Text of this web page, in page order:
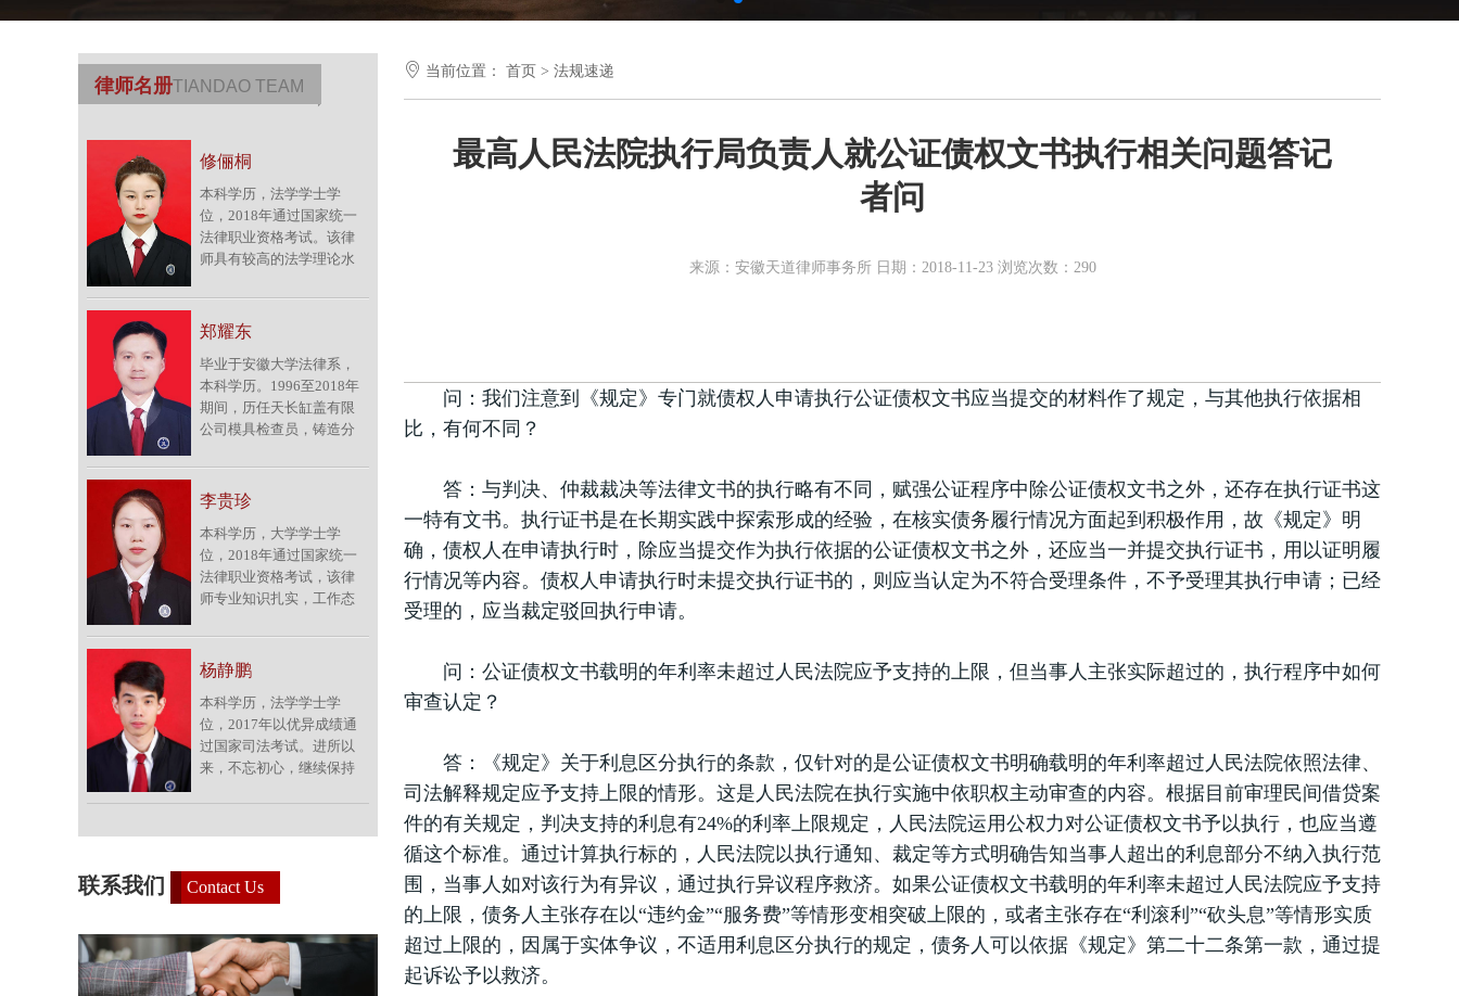
律师名册TIANDAO TEAM
修俪桐
本科学历，法学学士学
位，2018年通过国家统一
法律职业资格考试。该律
师具有较高的法学理论水
市知名企业从事多年的法
务工作，期间积累了较为
验。擅长办理买卖合同纠
纷、海事纠纷、劳动争议
仲裁及诉讼纠纷、婚姻家
庭及遗产继承纠纷等，该
电话：15705506007。<br
郑耀东
毕业于安徽大学法律系，
本科学历。1996至2018年
期间，历任天长缸盖有限
公司模具检查员，铸造分
备分厂厂长等职。2018年
以优异成绩通过了首届国
试。该律师勤奋好学，法
学理论功底深厚，工作认
真踏实，严谨细致，思维
缜密。加入天道律师团队
商事法律业务，协助指导
案件，尤其在各类合同、
交通事故、民间借贷、劳
动争议等案件中，积累了
较为丰富的实务经验和技
李贵珍
本科学历，大学学士学
位，2018年通过国家统一
法律职业资格考试，该律
师专业知识扎实，工作态
加入律师团队以来，除协
助指导老师办理了各类
研究民商事法律实务，尤
其在交通事故、婚姻家
庭、劳动人事等案件中积
累了一定的办案经验和技
电话：15705506652。<br
杨静鹏
本科学历，法学学士学
位，2017年以优异成绩通
过国家司法考试。进所以
来，不忘初心，继续保持
协助办理各类民商事案
件，在交通事故，合同纠
纷、物业管理、劳动人
事、不动产登记纠纷、不
正当竞争纠纷、保险纠
联系我们 Contact Us
 当前位置： 首页 > 法规速递
最高人民法院执行局负责人就公证债权文书执行相关问题答记
者问
来源：安徽天道律师事务所 日期：2018-11-23 浏览次数：290
问：我们注意到《规定》专门就债权人申请执行公证债权文书应当提交的材料作了规定，与其他执行依据相
比，有何不同？
答：与判决、仲裁裁决等法律文书的执行略有不同，赋强公证程序中除公证债权文书之外，还存在执行证书这
一特有文书。执行证书是在长期实践中探索形成的经验，在核实债务履行情况方面起到积极作用，故《规定》明
确，债权人在申请执行时，除应当提交作为执行依据的公证债权文书之外，还应当一并提交执行证书，用以证明履
行情况等内容。债权人申请执行时未提交执行证书的，则应当认定为不符合受理条件，不予受理其执行申请；已经
受理的，应当裁定驳回执行申请。
问：公证债权文书载明的年利率未超过人民法院应予支持的上限，但当事人主张实际超过的，执行程序中如何
审查认定？
答：《规定》关于利息区分执行的条款，仅针对的是公证债权文书明确载明的年利率超过人民法院依照法律、
司法解释规定应予支持上限的情形。这是人民法院在执行实施中依职权主动审查的内容。根据目前审理民间借贷案
件的有关规定，判决支持的利息有24%的利率上限规定，人民法院运用公权力对公证债权文书予以执行，也应当遵
循这个标准。通过计算执行标的，人民法院以执行通知、裁定等方式明确告知当事人超出的利息部分不纳入执行范
围，当事人如对该行为有异议，通过执行异议程序救济。如果公证债权文书载明的年利率未超过人民法院应予支持
的上限，债务人主张存在以“违约金”“服务费”等情形变相突破上限的，或者主张存在“利滚利”“砍头息”等情形实质
超过上限的，因属于实体争议，不适用利息区分执行的规定，债务人可以依据《规定》第二十二条第一款，通过提
起诉讼予以救济。